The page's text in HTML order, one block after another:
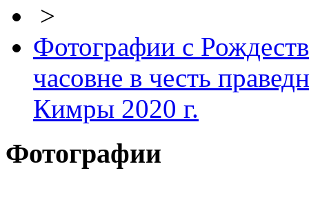
>
Фотографии с
часовне в честь
Кимры 2020 г.
Фотографии